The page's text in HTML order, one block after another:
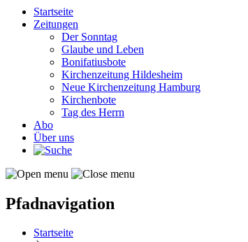
Startseite
Zeitungen
Der Sonntag
Glaube und Leben
Bonifatiusbote
Kirchenzeitung Hildesheim
Neue Kirchenzeitung Hamburg
Kirchenbote
Tag des Herrn
Abo
Über uns
Pfadnavigation
Startseite